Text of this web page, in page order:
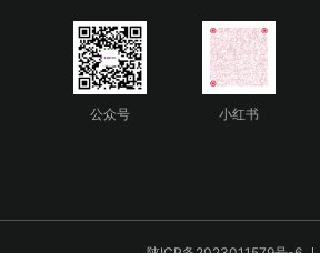
公众号 小红书